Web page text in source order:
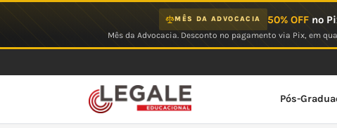
MÊS DA ADVOCACIA 50% OFFno
Mês da Advocacia. Desconto no pagamento via Pix, em
Pós-